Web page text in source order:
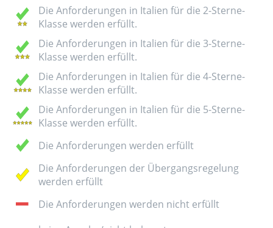
Die Anforderungen in Italien für die 2-Sterne-
Klasse werden erfüllt.
Die Anforderungen in Italien für die 3-Sterne-
Klasse werden erfüllt.
Die Anforderungen in Italien für die 4-Sterne-
Klasse werden erfüllt.
Die Anforderungen in Italien für die 5-Sterne-
Klasse werden erfüllt.
Die Anforderungen werden erfüllt
Die Anforderungen der Übergangsregelung
werden erfüllt
Die Anforderungen werden nicht erfüllt